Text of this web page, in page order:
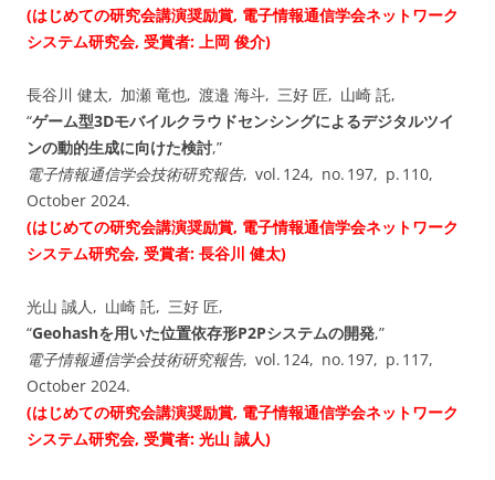
(はじめての研究会講演奨励賞, 電子情報通信学会ネットワーク
システム研究会, 受賞者: 上岡 俊介)
長谷川 健太, 加瀬 竜也, 渡邉 海斗, 三好 匠, 山崎 託,
“ゲーム型3Dモバイルクラウドセンシングによるデジタルツイ
ンの動的生成に向けた検討,”
電子情報通信学会技術研究報告, vol. ⁠124, no. ⁠197, p. 110,
October 2024.
(はじめての研究会講演奨励賞, 電子情報通信学会ネットワーク
システム研究会, 受賞者: 長谷川 健太)
光山 誠人, 山崎 託, 三好 匠,
“Geohashを用いた位置依存形P2Pシステムの開発,”
電子情報通信学会技術研究報告, vol. ⁠124, no. ⁠197, p. 117,
October 2024.
(はじめての研究会講演奨励賞, 電子情報通信学会ネットワーク
システム研究会, 受賞者: 光山 誠人)